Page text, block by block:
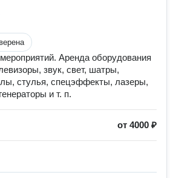
Аренда оборудования
звук, свет, шатры,
стулья, спецэффекты, лазеры,
и т. п.
от 4000 ₽